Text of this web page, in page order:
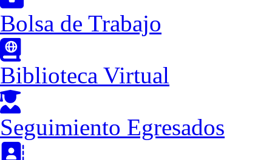
Bolsa de Trabajo
Biblioteca Virtual
Seguimiento Egresados